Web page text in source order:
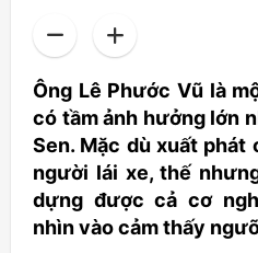
Ông Lê Phước Vũ là
có tầm ảnh hưởng lớn
Sen. Mặc dù xuất
người lái xe, thế
dựng được cả cơ
nhìn vào cảm thấy